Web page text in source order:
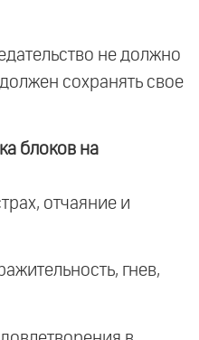
не должно
сохранять свое
блоков на
отчаяние и
гнев,